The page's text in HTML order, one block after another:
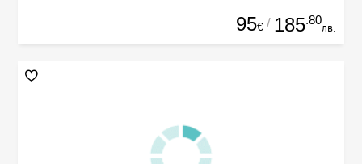
95€ / 185.80
лв.